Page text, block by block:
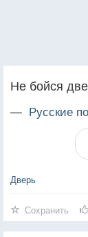
Не бойся
— Русские
Дверь
Сохранить